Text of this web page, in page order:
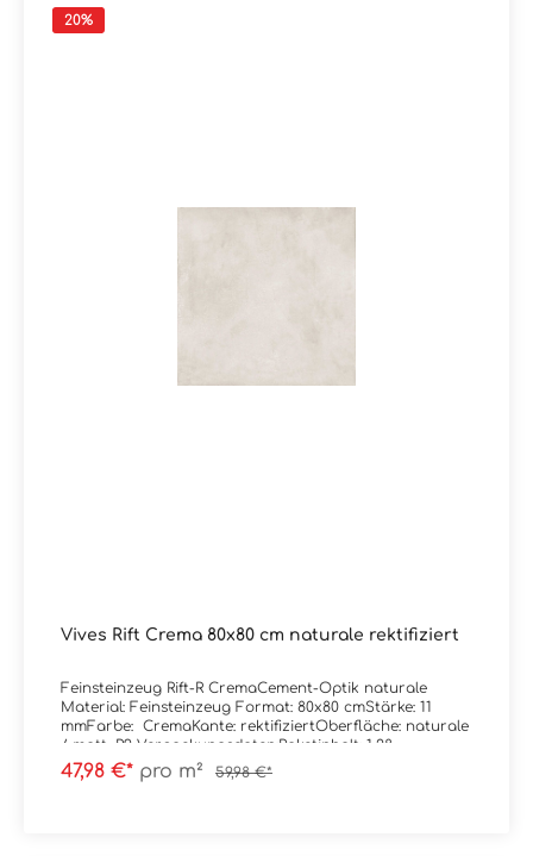
20%
Vives Rift Crema 80x80 cm naturale rektifiziert
Feinsteinzeug Rift-R CremaCement-Optik naturale
Material: Feinsteinzeug Format: 80x80 cmStärke: 11
mmFarbe: CremaKante: rektifiziertOberfläche: naturale
/ matt, R9 Verpackungsdaten:Paketinhalt: 1,28
m²Paletteninhalt: 46,08 m²
47,98 €* pro m² 59,98 €*